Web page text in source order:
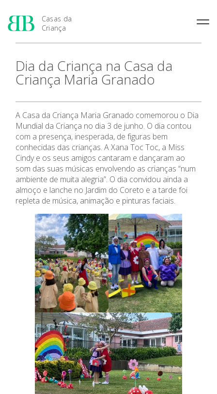
Casas da
Criança
Apresentação
Criança
Pensamento Pedagógico de
Bissaya Barreto
Natureza e fins pedagógicos
das Casas da Criança
Princípios Educativos Gerais
As 7 Casas da Criança
Joaquina Barreto Rosa
Maria do Resgate Salazar
S. Julião
Maria Leonor Anjos Diniz
Maria Granado
Admissão
Admissão
Período de Inscrição
Contactos
Notícias
Dia da Criança na Casa da
Criança Maria Granado
A Casa da Criança Maria Granado comemorou o Dia
Mundial da Criança no dia 3 de junho. O dia contou
com a presença, inesperada, de figuras bem
conhecidas das crianças. A Xana Toc Toc, a Miss
Cindy e os seus amigos cantaram e dançaram ao
som das suas músicas envolvendo as crianças “num
ambiente de muita alegria”. O dia convidou ainda a
almoço e lanche no Jardim do Coreto e a tarde foi
repleta de música, animação e pinturas faciais.